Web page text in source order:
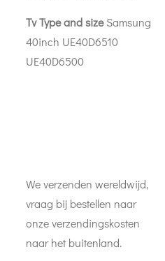
Tv Type and sizeSamsung
40inch UE40D6510
UE40D6500
We verzenden wereldwijd,
vraag bij bestellen naar
onze verzendingskosten
naar het buitenland.